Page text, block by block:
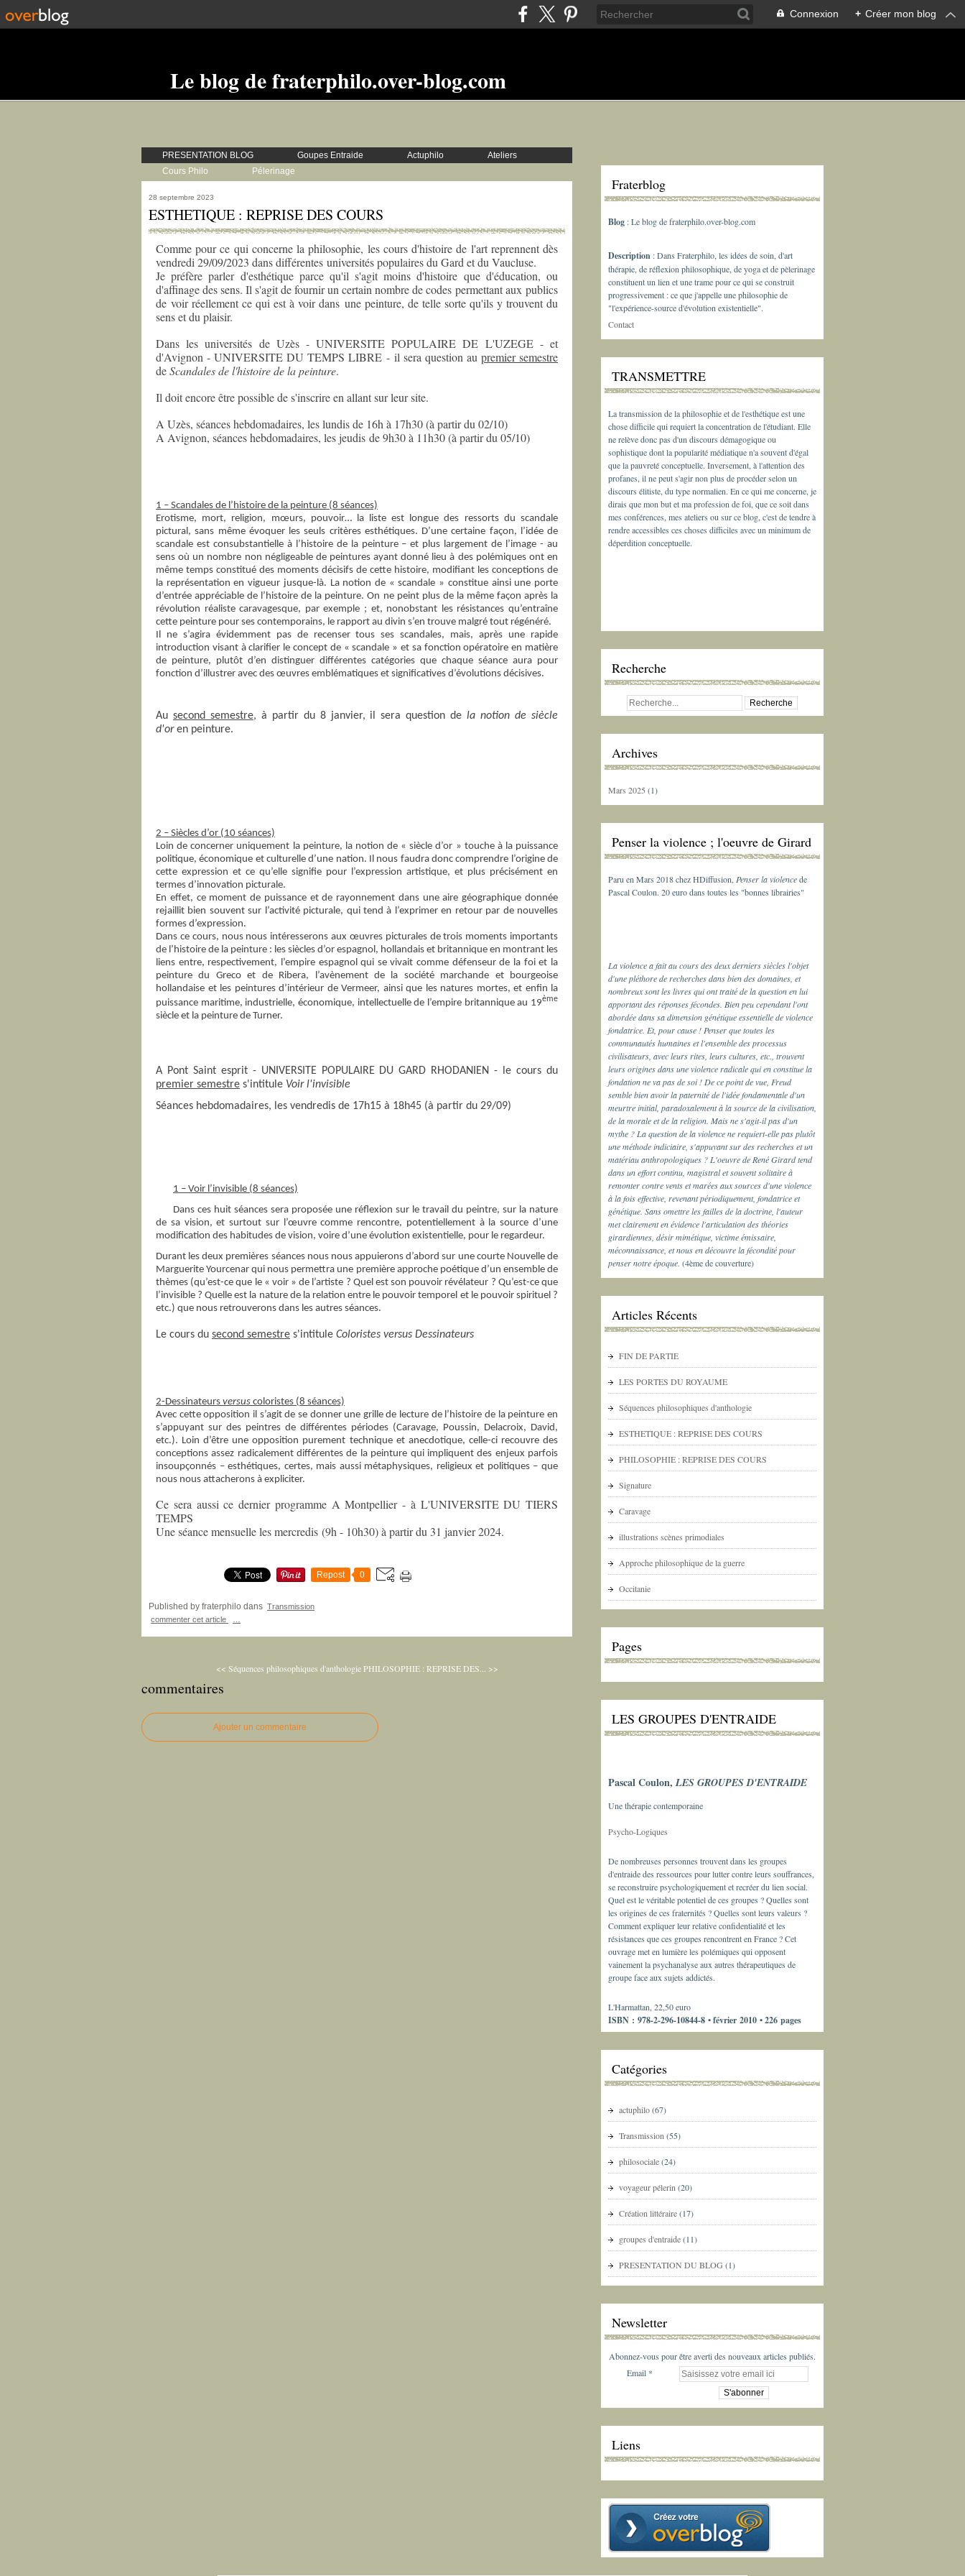
Connexion + Créer mon blog
Le blog de fraterphilo.over-blog.com
PRESENTATION BLOG Goupes Entraide Actuphilo
Ateliers
Cours Philo
Pélerinage
28 septembre 2023
ESTHETIQUE : REPRISE DES COURS
Comme pour ce qui concerne la philosophie, les cours d'histoire de l'art reprennent dès
vendredi 29/09/2023 dans différentes universités populaires du Gard et du Vaucluse.
Je préfère parler d'esthétique parce qu'il s'agit moins d'histoire que d'éducation, ou
d'affinage des sens. Il s'agit de fournir un certain nombre de codes permettant aux publics
de voir réellement ce qui est à voir dans une peinture, de telle sorte qu'ils y trouvent du
sens et du plaisir.
Dans les universités de Uzès - UNIVERSITE POPULAIRE DE L'UZEGE - et
d'Avignon - UNIVERSITE DU TEMPS LIBRE - il sera question au premier semestre
deScandales de l'histoire de la peinture.
Il doit encore être possible de s'inscrire en allant sur leur site.
A Uzès, séances hebdomadaires, les lundis de 16h à 17h30 (à partir du 02/10)
A Avignon, séances hebdomadaires, les jeudis de 9h30 à 11h30 (à partir du 05/10)
1 – Scandales de l’histoire de la peinture (8 séances)
Erotisme, mort, religion, mœurs, pouvoir… la liste est longue des ressorts du scandale
pictural, sans même évoquer les seuls critères esthétiques. D’une certaine façon, l’idée de
scandale est consubstantielle à l’histoire de la peinture – et plus largement de l’image - au
sens où un nombre non négligeable de peintures ayant donné lieu à des polémiques ont en
même temps constitué des moments décisifs de cette histoire, modifiant les conceptions de
la représentation en vigueur jusque-là. La notion de « scandale » constitue ainsi une porte
d’entrée appréciable de l’histoire de la peinture. On ne peint plus de la même façon après la
révolution réaliste caravagesque, par exemple ; et, nonobstant les résistances qu’entraîne
cette peinture pour ses contemporains, le rapport au divin s’en trouve malgré tout régénéré.
Il ne s’agira évidemment pas de recenser tous ses scandales, mais, après une rapide
introduction visant à clarifier le concept de « scandale » et sa fonction opératoire en matière
de peinture, plutôt d’en distinguer différentes catégories que chaque séance aura pour
fonction d’illustrer avec des œuvres emblématiques et significatives d’évolutions décisives.
Au second semestre, à partir du 8 janvier, il sera question dela notion de siècle
d'oren peinture.
2 – Siècles d’or (10 séances)
Loin de concerner uniquement la peinture, la notion de « siècle d’or » touche à la puissance
politique, économique et culturelle d’une nation. Il nous faudra donc comprendre l’origine de
cette expression et ce qu’elle signifie pour l’expression artistique, et plus précisément en
termes d’innovation picturale.
En effet, ce moment de puissance et de rayonnement dans une aire géographique donnée
rejaillit bien souvent sur l’activité picturale, qui tend à l’exprimer en retour par de nouvelles
formes d’expression.
Dans ce cours, nous nous intéresserons aux œuvres picturales de trois moments importants
de l’histoire de la peinture : les siècles d’or espagnol, hollandais et britannique en montrant les
liens entre, respectivement, l’empire espagnol qui se vivait comme défenseur de la foi et la
peinture du Greco et de Ribera, l’avènement de la société marchande et bourgeoise
hollandaise et les peintures d’intérieur de Vermeer, ainsi que les natures mortes, et enfin la
puissance maritime, industrielle, économique, intellectuelle de l’empire britannique au 19ème
siècle et la peinture de Turner.
A Pont Saint esprit - UNIVERSITE POPULAIRE DU GARD RHODANIEN - le cours du
premier semestre s'intitule Voir l'invisible
Séances hebdomadaires, les vendredis de 17h15 à 18h45 (à partir du 29/09)
1 – Voir l’invisible (8 séances)
Dans ces huit séances sera proposée une réflexion sur le travail du peintre, sur la nature
de sa vision, et surtout sur l’œuvre comme rencontre, potentiellement à la source d’une
modification des habitudes de vision, voire d’une évolution existentielle, pour le regardeur.
Durant les deux premières séances nous nous appuierons d’abord sur une courte Nouvelle de
Marguerite Yourcenar qui nous permettra une première approche poétique d’un ensemble de
thèmes (qu’est-ce que le « voir » de l’artiste ? Quel est son pouvoir révélateur ? Qu’est-ce que
l’invisible ? Quelle est la nature de la relation entre le pouvoir temporel et le pouvoir spirituel ?
etc.) que nous retrouverons dans les autres séances.
Le cours du second semestre s'intitule Coloristes versus Dessinateurs
2-Dessinateurs versus coloristes (8 séances)
Avec cette opposition il s’agit de se donner une grille de lecture de l’histoire de la peinture en
s’appuyant sur des peintres de différentes périodes (Caravage, Poussin, Delacroix, David,
etc.). Loin d’être une opposition purement technique et anecdotique, celle-ci recouvre des
conceptions assez radicalement différentes de la peinture qui impliquent des enjeux parfois
insoupçonnés – esthétiques, certes, mais aussi métaphysiques, religieux et politiques – que
nous nous attacherons à expliciter.
Ce sera aussi ce dernier programme A Montpellier - à L'UNIVERSITE DU TIERS
TEMPS
Une séance mensuelle les mercredis (9h - 10h30) à partir du 31 janvier 2024.
Repost 0
Published by fraterphilo dans Transmission
commenter cet article
<< Séquences philosophiques d'anthologie PHILOSOPHIE : REPRISE DES... >>
commentaires
Ajouter un commentaire
Fraterblog
Blog : Le blog de fraterphilo.over-blog.com
Description : Dans Fraterphilo, les idées de soin, d'art
thérapie, de réflexion philosophique, de yoga et de pèlerinage
constituent un lien et une trame pour ce qui se construit
progressivement : ce que j'appelle une philosophie de
"l'expérience-source d'évolution existentielle".
Contact
TRANSMETTRE
La transmission de la philosophie et de l'esthétique est une
chose difficile qui requiert la concentration de l'étudiant. Elle
ne relève donc pas d'un discours démagogique ou
sophistique dont la popularité médiatique n'a souvent d'égal
que la pauvreté conceptuelle. Inversement, à l'attention des
profanes, il ne peut s'agir non plus de procéder selon un
discours élitiste, du type normalien. En ce qui me concerne, je
dirais que mon but et ma profession de foi, que ce soit dans
mes conférences, mes ateliers ou sur ce blog, c'est de tendre à
rendre accessibles ces choses difficiles avec un minimum de
déperdition conceptuelle.
Recherche
Archives
Mars 2025 (1)
Penser la violence ; l'oeuvre de Girard
Paru en Mars 2018 chez HDiffusion, Penser la violencede
Pascal Coulon. 20 euro dans toutes les "bonnes librairies"
La violence a fait au cours des deux derniers siècles l'objet
d'une pléthore de recherches dans bien des domaines, et
nombreux sont les livres qui ont traité de la question en lui
apportant des réponses fécondes. Bien peu cependant l'ont
abordée dans sa dimension génétique essentielle de violence
fondatrice. Et, pour cause ! Penser que toutes les
communautés humaines et l'ensemble des processus
civilisateurs, avec leurs rites, leurs cultures, etc., trouvent
leurs origines dans une violence radicale qui en constitue la
fondation ne va pas de soi ! De ce point de vue, Freud
semble bien avoir la paternité de l'idée fondamentale d'un
meurtre initial, paradoxalement à la source de la civilisation,
de la morale et de la religion. Mais ne s'agit-il pas d'un
mythe ? La question de la violence ne requiert-elle pas plutôt
une méthode indiciaire, s'appuyant sur des recherches et un
matériau anthropologiques ? L'oeuvre de René Girard tend
dans un effort continu, magistral et souvent solitaire à
remonter contre vents et marées aux sources d'une violence
à la fois effective, revenant périodiquement, fondatrice et
génétique. Sans omettre les failles de la doctrine, l'auteur
met clairement en évidence l'articulation des théories
girardiennes, désir mimétique, victime émissaire,
méconnaissance, et nous en découvre la fécondité pour
penser notre époque. (4ème de couverture)
Articles Récents
FIN DE PARTIE
LES PORTES DU ROYAUME
Séquences philosophiques d'anthologie
ESTHETIQUE : REPRISE DES COURS
PHILOSOPHIE : REPRISE DES COURS
Signature
Caravage
illustrations scènes primodiales
Approche philosophique de la guerre
Occitanie
Pages
LES GROUPES D'ENTRAIDE
Pascal Coulon,LES GROUPES D'ENTRAIDE
Une thérapie contemporaine
Psycho-Logiques
De nombreuses personnes trouvent dans les groupes
d'entraide des ressources pour lutter contre leurs souffrances,
se reconstruire psychologiquement et recréer du lien social.
Quel est le véritable potentiel de ces groupes ? Quelles sont
les origines de ces fraternités ? Quelles sont leurs valeurs ?
Comment expliquer leur relative confidentialité et les
résistances que ces groupes rencontrent en France ? Cet
ouvrage met en lumière les polémiques qui opposent
vainement la psychanalyse aux autres thérapeutiques de
groupe face aux sujets addictés.
L'Harmattan, 22,50 euro
ISBN : 978-2-296-10844-8 • février 2010 • 226 pages
Catégories
actuphilo(67)
Transmission (55)
philosociale(24)
voyageur pélerin (20)
Création littéraire(17)
groupes d'entraide(11)
PRESENTATION DU BLOG (1)
Newsletter
Abonnez-vous pour être averti des nouveaux articles publiés.
Email
Liens